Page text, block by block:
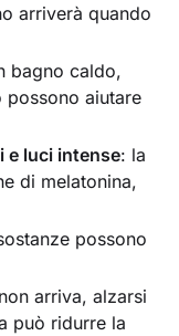
arriverà quando
bagno caldo,
possono aiutare
e luci intense: la
di melatonina,
possono
arriva, alzarsi
può ridurre la